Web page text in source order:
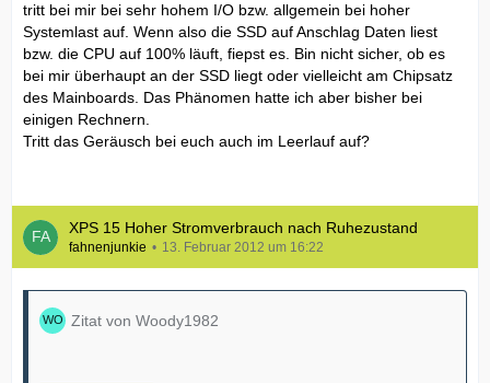
tritt bei mir bei sehr hohem I/O bzw. allgemein bei hoher
Systemlast auf. Wenn also die SSD auf Anschlag Daten liest
bzw. die CPU auf 100% läuft, fiepst es. Bin nicht sicher, ob es
bei mir überhaupt an der SSD liegt oder vielleicht am Chipsatz
des Mainboards. Das Phänomen hatte ich aber bisher bei
einigen Rechnern.
Tritt das Geräusch bei euch auch im Leerlauf auf?
XPS 15 Hoher Stromverbrauch nach Ruhezustand
fahnenjunkie 13. Februar 2012 um 16:22
Zitat von Woody1982